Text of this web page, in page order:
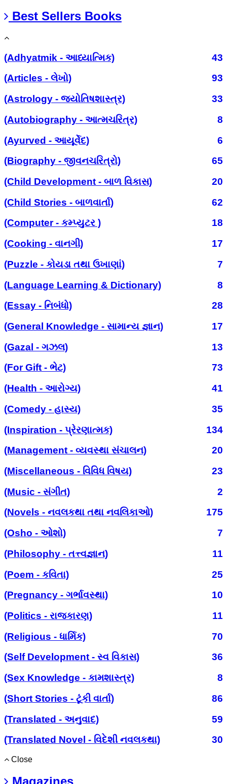
Best Sellers Books
(Adhyatmik - આધ્યાત્મિક)
43
(Articles - લેખો)
93
(Astrology - જ્યોતિષશાસ્ત્ર)
33
(Autobiography - આત્મચરિત્ર)
8
(Ayurved - આયૂર્વેદ)
6
(Biography - જીવનચરિત્રો)
65
(Child Development - બાળ વિકાસ)
20
(Child Stories - બાળવાર્તા)
62
(Computer - કમ્પ્યુટર )
18
(Cooking - વાનગી)
17
(Puzzle - કોયડા તથા ઉખાણાં)
7
(Language Learning & Dictionary)
8
(Essay - નિબંધો)
28
(General Knowledge - સામાન્ય જ્ઞાન)
17
(Gazal - ગઝલ)
13
(For Gift - ભેટ)
73
(Health - આરોગ્ય)
41
(Comedy - હાસ્ય)
35
(Inspiration - પ્રેરણાત્મક)
134
(Management - વ્યવસ્થા સંચાલન)
20
(Miscellaneous - વિવિધ વિષય)
23
(Music - સંગીત)
2
(Novels - નવલકથા તથા નવલિકાઓ)
175
(Osho - ઓશો)
7
(Philosophy - તત્ત્વજ્ઞાન)
11
(Poem - કવિતા)
25
(Pregnancy - ગર્ભાવસ્થા)
10
(Politics - રાજકારણ)
11
(Religious - ધાર્મિક)
70
(Self Development - સ્વ વિકાસ)
36
(Sex Knowledge - કામશાસ્ત્ર)
8
(Short Stories - ટૂંકી વાર્તા)
86
(Translated - અનુવાદ)
59
(Translated Novel - વિદેશી નવલકથા)
30
Close
Magazines